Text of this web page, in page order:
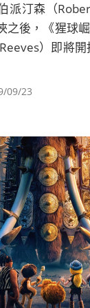
派汀森（
之後，《猩球
）即將開
俠反派呢？
09/23